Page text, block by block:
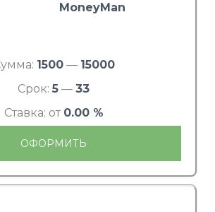
MoneyMan
1500— 15000
Срок: 5 — 33
Ставка: от 0.00 %
ОФОРМИТЬ